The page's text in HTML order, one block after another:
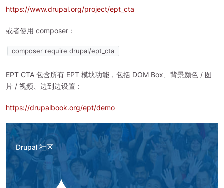
https://www.drupal.org/project/ept_cta
或者使用 composer：
composer require drupal/ept_cta
EPT CTA 包含所有 EPT 模块功能，包括 DOM Box、背景颜色 / 图
片 / 视频、边到边设置：
https://drupalbook.org/ept/demo
Drupal 社区
图
像